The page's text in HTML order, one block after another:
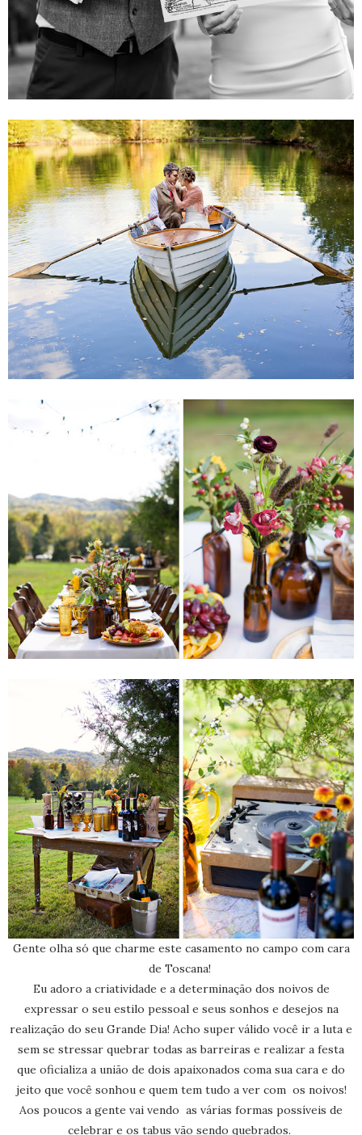
Gente olha só que charme este casamento no campo com cara
de Toscana!
Eu adoro a criatividade e a determinação dos noivos de
expressar o seu estilo pessoal e seus sonhos e desejos na
realização do seu Grande Dia! Acho super válido você ir a luta e
sem se stressar quebrar todas as barreiras e realizar a festa
que oficializa a união de dois apaixonados coma sua cara e do
jeito que você sonhou e quem tem tudo a ver com os noivos!
Aos poucos a gente vai vendo as várias formas possíveis de
celebrar e os tabus vão sendo quebrados.